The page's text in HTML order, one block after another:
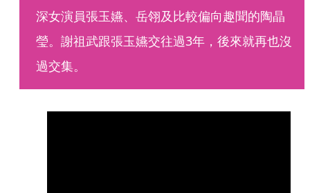
深女演員張玉嬿、岳翎及比較偏向趣聞的陶晶
瑩。謝祖武跟張玉嬿交往過3年，後來就再也沒
過交集。